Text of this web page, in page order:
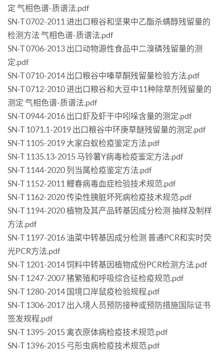
定 气相色谱-质谱法.pdf
SN-T 0702-2011 进出口粮谷和坚果中乙酯杀螨醇残留量的
检测方法 气相色谱-质谱法.pdf
SN-T 0706-2013 出口动物源性食品中二溴磷残留量的测
定.pdf
SN-T 0710-2014 出口粮谷中嗪草酮残留量检验方法.pdf
SN-T 0712-2010 进出口粮谷和大豆中11种除草剂残留量的
测定 气相色谱-质谱法.pdf
SN-T 0944-2016 出口虾及虾干中吲哚含量的测定.pdf
SN-T 1071.1-2019 出口粮谷中环庚草醚残留量的测定.pdf
SN-T 1105-2019 大家白蚁检疫鉴定方法.pdf
SN-T 1135.13-2015 马铃薯Y病毒检疫鉴定方法.pdf
SN-T 1144-2020 列当属检疫鉴定方法.pdf
SN-T 1152-2011 鲤春病毒血症检验技术规范.pdf
SN-T 1162-2020 传染性胰脏坏死病检疫技术规范.pdf
SN-T 1194-2020 植物及其产品转基因成分检测 抽样及制样
方法.pdf
SN-T 1197-2016 油菜中转基因成分检测 普通PCR和实时荧
光PCR方法.pdf
SN-T 1201-2014 饲料中转基因植物成份PCR检测方法.pdf
SN-T 1247-2007 猪繁殖和呼吸综合征检疫规范.pdf
SN-T 1280-2014 国境口岸鼠疫检验规程.pdf
SN-T 1306-2017 出入境人员预防接种或预防措施国际证书
签发规程.pdf
SN-T 1395-2015 禽衣原体病检疫技术规范.pdf
SN-T 1396-2015 弓形虫病检疫技术规范.pdf